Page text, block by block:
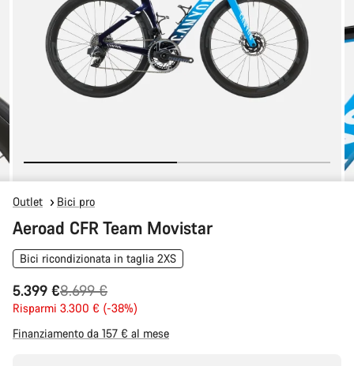
Outlet Bici pro
Aeroad CFR Team Movistar
Bici ricondizionata in taglia 2XS
5.399 €
Prezzo
originale
8.699 €
Risparmi 3.300 € (-38%)
Finanziamento da 157 € al mese